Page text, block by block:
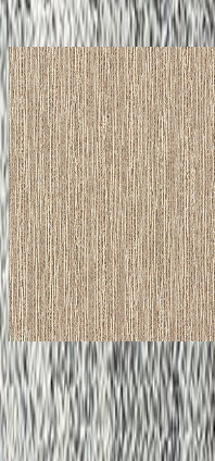
もっと見る
メーカー
スミノエ インテリア
プロダクツ
ECOS/LX-1700
SURF
¥7,800 / ㎡ 税抜¥7,800/ ㎡
[税抜]
サンプル請求